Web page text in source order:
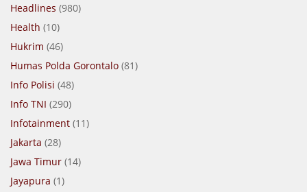
Headlines (980)
Health (10)
Hukrim (46)
Humas Polda Gorontalo (81)
Info Polisi (48)
Info TNI (290)
Infotainment (11)
Jakarta (28)
Jawa Timur (14)
Jayapura (1)